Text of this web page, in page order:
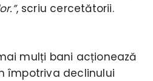
, scriu cercetătorii.
mulți bani acționează
împotriva declinului